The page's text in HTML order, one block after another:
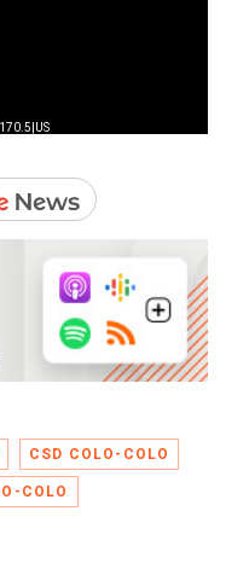
CSD COLO-COLO
COLO